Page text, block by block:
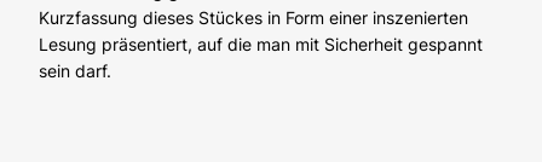
Kurzfassung dieses Stückes in Form einer inszenierten
Lesung präsentiert, auf die man mit Sicherheit gespannt
sein darf.